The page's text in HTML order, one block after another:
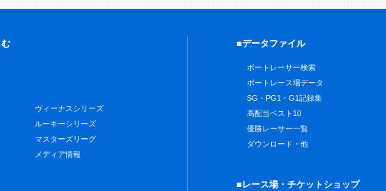
ヴィーナスシリーズ
ルーキーシリーズ
マスターズリーグ
メディア情報
■データファイル
ボートレーサー検索
ボートレース場データ
SG・PG1・G1記録集
高配当ベスト10
優勝レーサー一覧
ダウンロード・他
■レース場・チケットショップ